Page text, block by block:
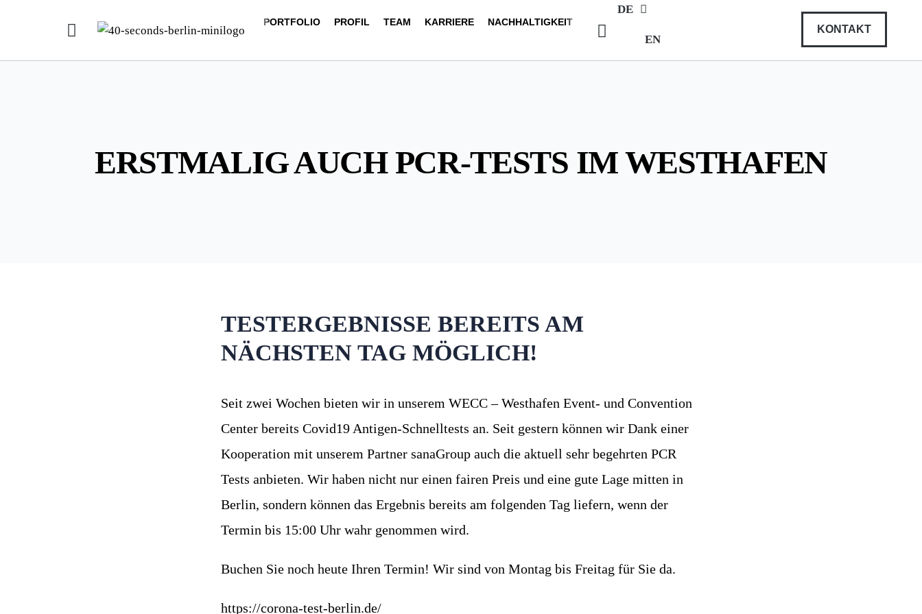
PORTFOLIO PROFIL TEAM KARRIERE NACHHALTIGKEIT
DE
EN
KONTAKT
ERSTMALIG AUCH PCR-TESTS IM WESTHAFEN
TESTERGEBNISSE BEREITS AM
NÄCHSTEN TAG MÖGLICH!
Seit zwei Wochen bieten wir in unserem WECC – Westhafen Event- und Convention
Center bereits Covid19 Antigen-Schnelltests an. Seit gestern können wir Dank einer
Kooperation mit unserem Partner sanaGroup auch die aktuell sehr begehrten PCR
Tests anbieten. Wir haben nicht nur einen fairen Preis und eine gute Lage mitten in
Berlin, sondern können das Ergebnis bereits am folgenden Tag liefern, wenn der
Termin bis 15:00 Uhr wahr genommen wird.
Buchen Sie noch heute Ihren Termin! Wir sind von Montag bis Freitag für Sie da.
https://corona-test-berlin.de/